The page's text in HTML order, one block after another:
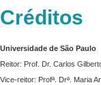
Créditos
Universidade de São Paulo
Reitor: Prof. Dr. Carlos
Vice-reitor: Profª. Drª. Maria